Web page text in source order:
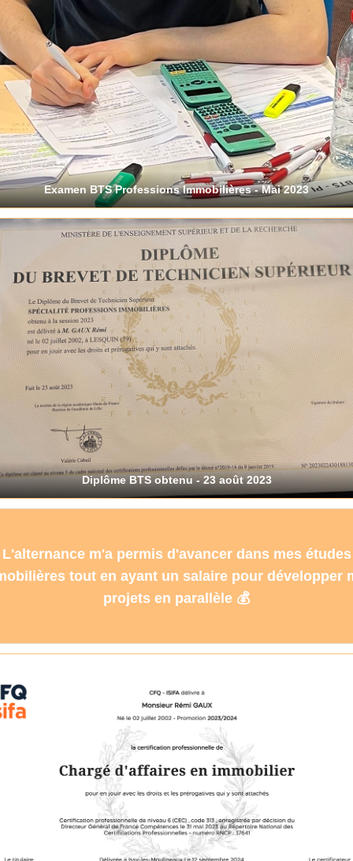
Examen BTS Professions Immobilières - Mai 2023
Diplôme BTS obtenu - 23 août 2023
L'alternance m'a permis d'avancer dans mes études
tout en ayant un salaire pour développer
projets en parallèle 💰